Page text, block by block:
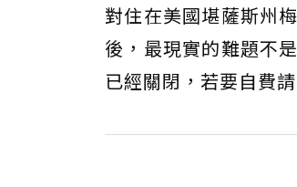
對住在美國堪薩斯州
後，最現實的難題不
已經關閉，若要自費